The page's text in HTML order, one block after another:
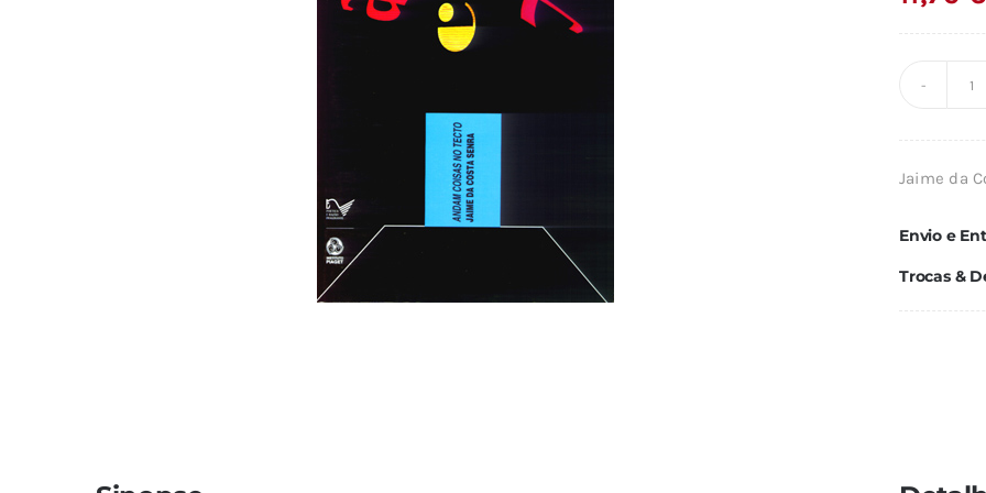
Jaime da
Envio e
Trocas &